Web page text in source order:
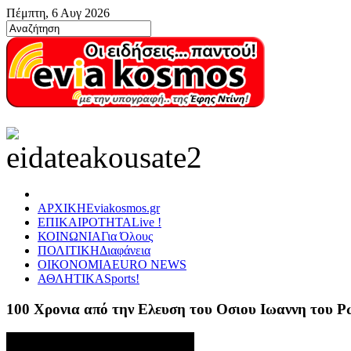
Πέμπτη, 6 Αυγ 2026
ΑΡΧΙΚΗEviakosmos.gr
ΕΠΙΚΑΙΡΟΤΗΤΑLive !
ΚΟΙΝΩΝΙΑΓια Όλους
ΠΟΛΙΤΙΚΗΔιαφάνεια
ΟΙΚΟΝΟΜΙΑEURO NEWS
ΑΘΛΗΤΙΚΑSports!
100 Χρονια από την Ελευση του Οσιου Ιωαννη του